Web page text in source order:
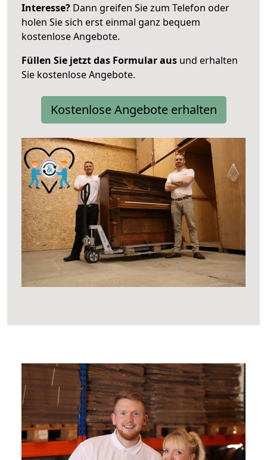
Interesse? Dann greifen Sie zum Telefon oder
holen Sie sich erst einmal ganz bequem
kostenlose Angebote.
Füllen Sie jetzt das Formular aus und erhalten
Sie kostenlose Angebote.
Kostenlose Angebote erhalten